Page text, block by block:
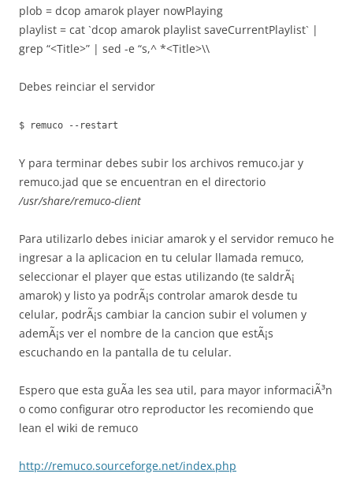
plob = dcop amarok player nowPlaying
playlist = cat `dcop amarok playlist saveCurrentPlaylist` |
grep “<Title>” | sed -e “s,^ *<Title>\\
Debes reinciar el servidor
$ remuco --restart
Y para terminar debes subir los archivos remuco.jar y
remuco.jad que se encuentran en el directorio
/usr/share/remuco-client
Para utilizarlo debes iniciar amarok y el servidor remuco he
ingresar a la aplicacion en tu celular llamada remuco,
seleccionar el player que estas utilizando (te saldrÃ¡
amarok) y listo ya podrÃ¡s controlar amarok desde tu
celular, podrÃ¡s cambiar la cancion subir el volumen y
ademÃ¡s ver el nombre de la cancion que estÃ¡s
escuchando en la pantalla de tu celular.
Espero que esta guÃ­a les sea util, para mayor informaciÃ³n
o como configurar otro reproductor les recomiendo que
lean el wiki de remuco
http://remuco.sourceforge.net/index.php